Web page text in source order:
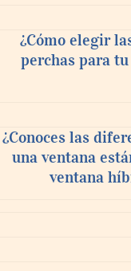
¿Cómo elegir
perchas para
¿Conoces las
una ventana
ventana